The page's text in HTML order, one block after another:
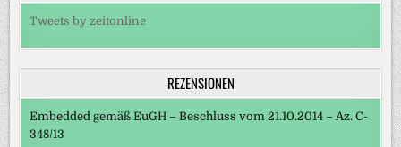
Tweets by zeitonline
REZENSIONEN
Embedded gemäß EuGH – Beschluss vom 21.10.2014 – Az. C-
348/13